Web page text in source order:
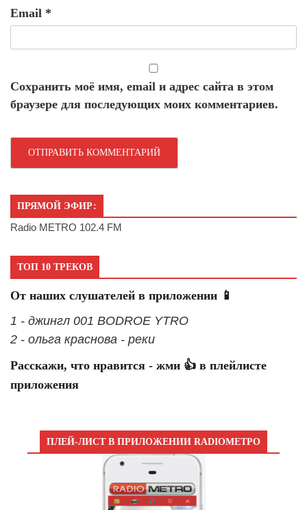
Email *
Сохранить моё имя, email и адрес сайта в этом
браузере для последующих моих комментариев.
ПРЯМОЙ ЭФИР:
Radio METRO 102.4 FM
ТОП 10 ТРЕКОВ
От наших слушателей в приложении 📱
1 - джингл 001 BODROE YTRO
2 - ольга краснова - реки
Расскажи, что нравится - жми 👍 в плейлисте
приложения
ПЛЕЙ-ЛИСТ В ПРИЛОЖЕНИИ RADIOМЕТРО